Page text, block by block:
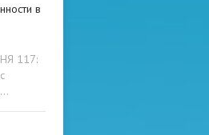
в
117: